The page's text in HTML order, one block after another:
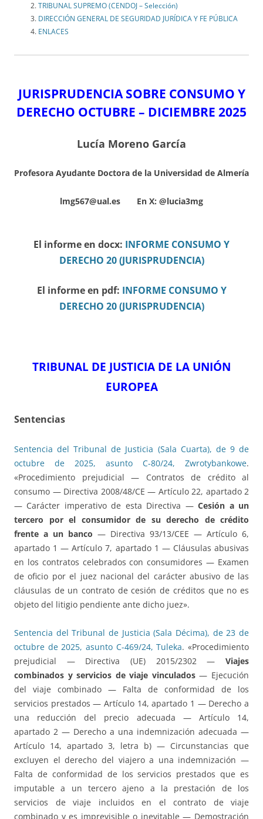
TRIBUNAL SUPREMO (CENDOJ – Selección)
DIRECCIÓN GENERAL DE SEGURIDAD JURÍDICA Y FE PÚBLICA
ENLACES
JURISPRUDENCIA SOBRE CONSUMO Y
DERECHO OCTUBRE – DICIEMBRE 2025
Lucía Moreno García
Profesora Ayudante Doctora de la Universidad de Almería
lmg567@ual.es En X: @lucia3mg
El informe en docx: INFORME CONSUMO Y
DERECHO 20 (JURISPRUDENCIA)
El informe en pdf: INFORME CONSUMO Y
DERECHO 20 (JURISPRUDENCIA)
TRIBUNAL DE JUSTICIA DE LA UNIÓN
EUROPEA
Sentencias
Sentencia del Tribunal de Justicia (Sala Cuarta), de 9 de
octubre de 2025, asunto C-80/24, Zwrotybankowe.
«Procedimiento prejudicial — Contratos de crédito al
consumo — Directiva 2008/48/CE — Artículo 22, apartado 2
— Carácter imperativo de esta Directiva —Cesión a un
tercero por el consumidor de su derecho de crédito
frente a un banco — Directiva 93/13/CEE — Artículo 6,
apartado 1 — Artículo 7, apartado 1 — Cláusulas abusivas
en los contratos celebrados con consumidores — Examen
de oficio por el juez nacional del carácter abusivo de las
cláusulas de un contrato de cesión de créditos que no es
objeto del litigio pendiente ante dicho juez».
Sentencia del Tribunal de Justicia (Sala Décima), de 23 de
octubre de 2025, asunto C-469/24, Tuleka. «Procedimiento
prejudicial — Directiva (UE) 2015/2302 — Viajes
combinados y servicios de viaje vinculados— Ejecución
del viaje combinado — Falta de conformidad de los
servicios prestados — Artículo 14, apartado 1 — Derecho a
una reducción del precio adecuada — Artículo 14,
apartado 2 — Derecho a una indemnización adecuada —
Artículo 14, apartado 3, letra b) — Circunstancias que
excluyen el derecho del viajero a una indemnización —
Falta de conformidad de los servicios prestados que es
imputable a un tercero ajeno a la prestación de los
servicios de viaje incluidos en el contrato de viaje
combinado y es imprevisible o inevitable — Demostración